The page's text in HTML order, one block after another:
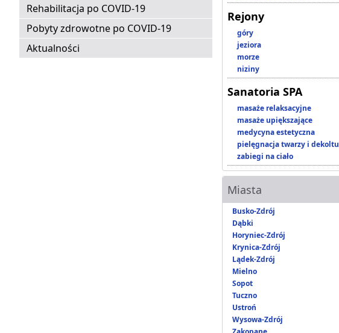
Rehabilitacja po COVID-19
Pobyty zdrowotne po COVID-19
Aktualności
Rejony
góry
jeziora
morze
niziny
Sanatoria SPA
masaże relaksacyjne
masaże upiększające
medycyna estetyczna
pielęgnacja twarzy i dekoltu
zabiegi na ciało
Miasta
Busko-Zdrój
Dąbki
Horyniec-Zdrój
Krynica-Zdrój
Lądek-Zdrój
Mielno
Sopot
Tuczno
Ustroń
Wysowa-Zdrój